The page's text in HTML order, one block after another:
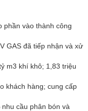
phần vào thành công
GAS đã tiếp nhận và xử
m3 khí khô; 1,83 triệu
khách hàng; cung cấp
cầu phân bón và